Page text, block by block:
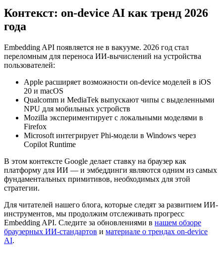
Контекст: on-device AI как тренд 2026
года
Embedding API появляется не в вакууме. 2026 год стал
переломным для переноса ИИ-вычислений на устройства
пользователей:
Apple расширяет возможности on-device моделей в iOS
20 и macOS
Qualcomm и MediaTek выпускают чипы с выделенными
NPU для мобильных устройств
Mozilla экспериментирует с локальными моделями в
Firefox
Microsoft интегрирует Phi-модели в Windows через
Copilot Runtime
В этом контексте Google делает ставку на браузер как
платформу для ИИ — и эмбеддинги являются одним из самых
фундаментальных примитивов, необходимых для этой
стратегии.
Для читателей нашего блога, которые следят за развитием ИИ-
инструментов, мы продолжим отслеживать прогресс
Embedding API. Следите за обновлениями в нашем обзоре
браузерных ИИ-стандартов и материале о трендах on-device
AI.